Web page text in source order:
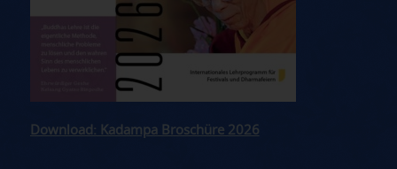
Download: Kadampa Broschüre 2026